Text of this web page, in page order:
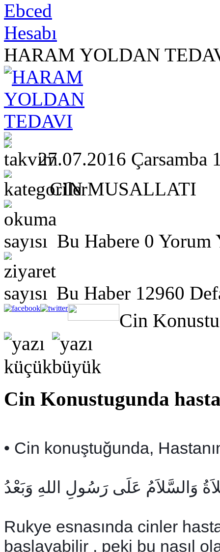
HARAM YOLDAN
27.07.2016 Çarsamba
CIN MUSALLATI
Bu Habere 0 Yorum
Bu Haber 12960
Cin
Cin Konustugunda
• Cin konuştuğunda,
وَالسَّلاَمُ عَلَى رَسُولِ اللهِ وَبَعْدُ
Rukye esnasında cinler
başlayabilir , peki bu nasıl